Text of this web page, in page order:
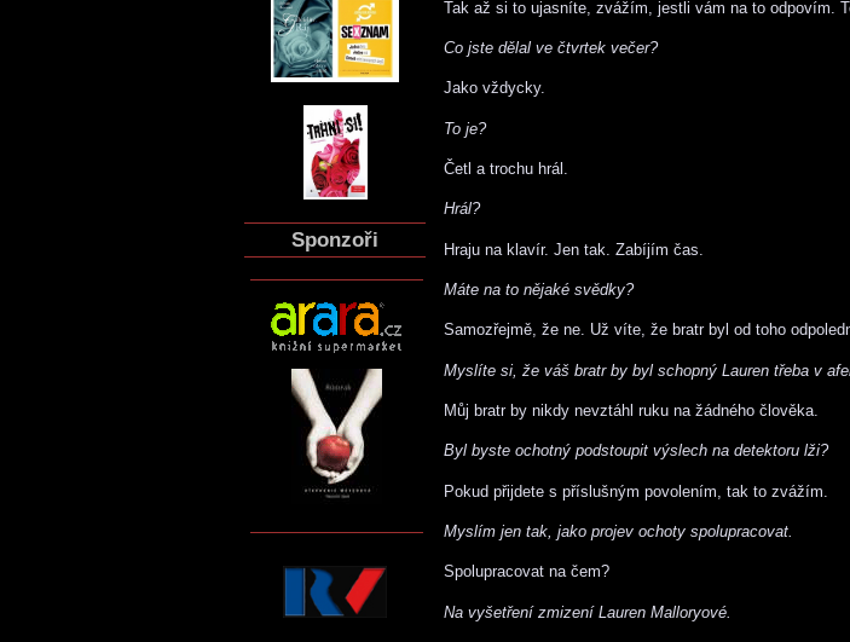
Sponzoři
Tak až si to ujasníte, zvážím, jestli vám na to odpovím.
Co jste dělal ve čtvrtek večer?
Jako vždycky.
To je?
Četl a trochu hrál.
Hrál?
Hraju na klavír. Jen tak. Zabíjím čas.
Máte na to nějaké svědky?
Samozřejmě, že ne. Už víte, že bratr byl od toho
Myslíte si, že váš bratr by byl schopný Lauren třeba v
Můj bratr by nikdy nevztáhl ruku na žádného člověka.
Byl byste ochotný podstoupit výslech na detektoru lži?
Pokud přijdete s příslušným povolením, tak to zvážím.
Myslím jen tak, jako projev ochoty spolupracovat.
Spolupracovat na čem?
Na vyšetření zmizení Lauren Malloryové.